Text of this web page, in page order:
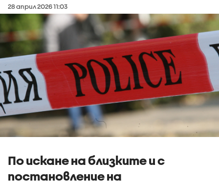
28 април 2026 11:03
По искане на близките и с
постановление на